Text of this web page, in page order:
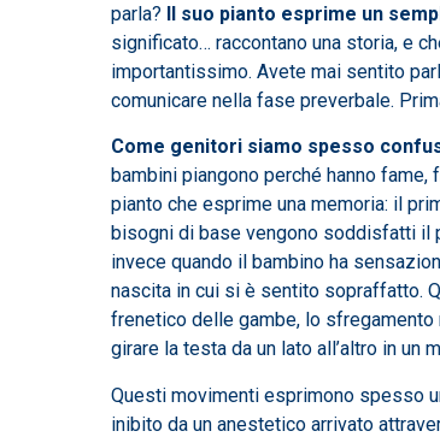
parla? Il suo pianto esprime un
significato… raccontano una storia, e
importantissimo. Avete mai sentito
comunicare nella fase preverbale.
Come genitori siamo spesso
bambini piangono perché hanno
pianto che esprime una memoria: il
bisogni di base vengono soddisfatti il
invece quando il bambino ha
nascita in cui si è sentito sopraffatto.
frenetico delle gambe, lo sfregamento
girare la testa da un lato all’altro in un
Questi movimenti esprimono spesso
inibito da un anestetico arrivato